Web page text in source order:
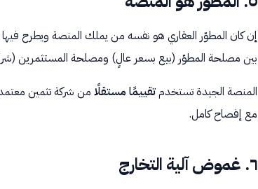
إن كان المطوّر العقاري هو نفسه من يملك المنصة ويطرح
بين مصلحة المطوّر (بيع بسعر عالٍ) ومصلحة المستثمرين
المنصة الجيدة تستخدمتقييمًا مستقلًا من شركة تثمين
مع إفصاح كامل.
٦. غموض آلية التخارج